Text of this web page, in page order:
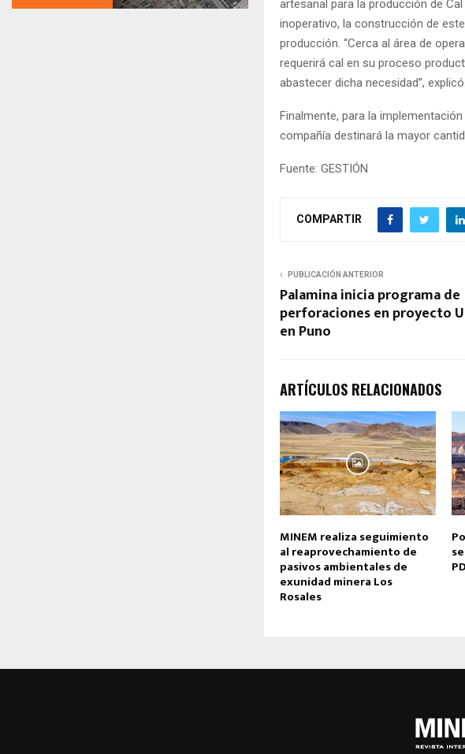
artesanal para la producción de
inoperativo, la construcción de
producción. “Cerca al área de
requerirá cal en su proceso
abastecer dicha necesidad”, explicó.
Finalmente, para la
compañía destinará la mayor
Fuente: GESTIÓN
COMPARTIR
PUBLICACIÓN ANTERIOR
Palamina inicia programa de
perforaciones en proyecto
en Puno
ARTÍCULOS RELACIONADOS
MINEM realiza seguimiento
al reaprovechamiento de
pasivos ambientales de
exunidad minera Los
Rosales